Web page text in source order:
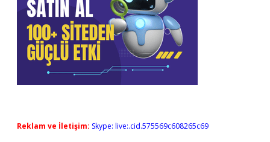
Reklam ve İletişim: Skype: live:.cid.575569c608265c69